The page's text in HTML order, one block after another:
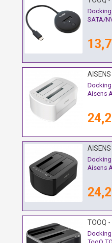
SATA/
Aisens
Aisens
TOOQ